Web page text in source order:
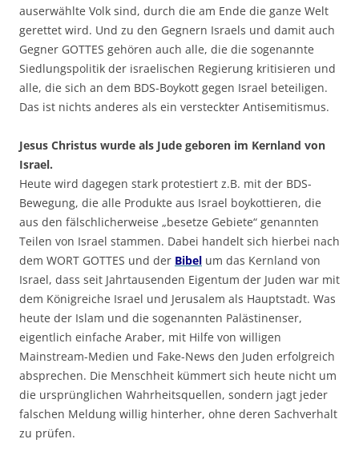
auserwählte Volk sind, durch die am Ende die ganze Welt
gerettet wird. Und zu den Gegnern Israels und damit auch
Gegner GOTTES gehören auch alle, die die sogenannte
Siedlungspolitik der israelischen Regierung kritisieren und
alle, die sich an dem BDS-Boykott gegen Israel beteiligen.
Das ist nichts anderes als ein versteckter Antisemitismus.
Jesus Christus wurde als Jude geboren im Kernland von
Israel.
Heute wird dagegen stark protestiert z.B. mit der BDS-
Bewegung, die alle Produkte aus Israel boykottieren, die
aus den fälschlicherweise „besetze Gebiete“ genannten
Teilen von Israel stammen. Dabei handelt sich hierbei nach
dem WORT GOTTES und der Bibel um das Kernland von
Israel, dass seit Jahrtausenden Eigentum der Juden war mit
dem Königreiche Israel und Jerusalem als Hauptstadt. Was
heute der Islam und die sogenannten Palästinenser,
eigentlich einfache Araber, mit Hilfe von willigen
Mainstream-Medien und Fake-News den Juden erfolgreich
absprechen. Die Menschheit kümmert sich heute nicht um
die ursprünglichen Wahrheitsquellen, sondern jagt jeder
falschen Meldung willig hinterher, ohne deren Sachverhalt
zu prüfen.